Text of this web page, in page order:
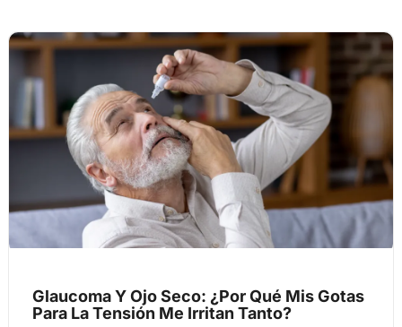
Glaucoma Y Ojo Seco: ¿Por Qué Mis Gotas
Para La Tensión Me Irritan Tanto?